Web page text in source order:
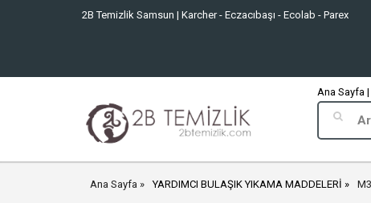
2B Temizlik Samsun | Karcher - Eczacıbaşı - Ecolab - Parex
Ana Sayfa |
Ana Sayfa YARDIMCI BULAŞIK YIKAMA MADDELERİ